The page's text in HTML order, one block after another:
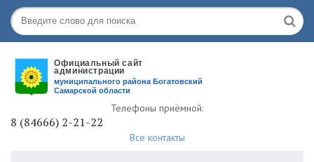
Телефоны приёмной:
8 (84666) 2-21-22
Все контакты